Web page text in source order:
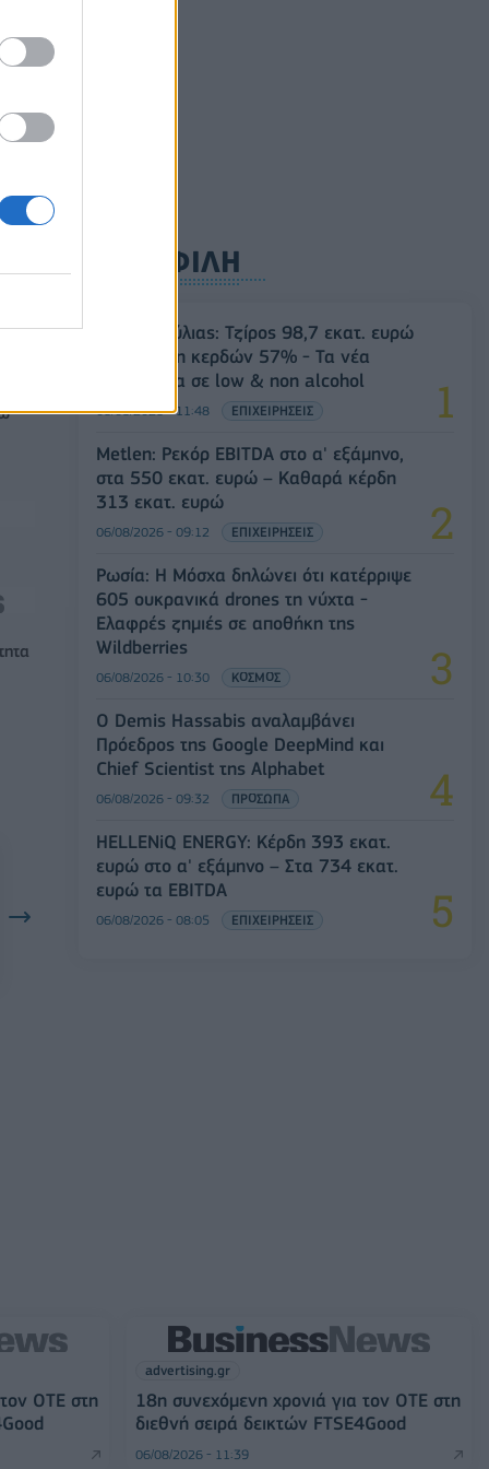
ΔΗΜΟΦΙΛΗ
Β.Σ. Καρούλιας: Τζίρος 98,7 εκατ. ευρώ
και αύξηση κερδών 57% - Τα νέα
στοιχήματα σε low & non alcohol
06/08/2026 - 11:48 ΕΠΙΧΕΙΡΗΣΕΙΣ
Metlen: Ρεκόρ EBITDA στο α' εξάμηνο,
στα 550 εκατ. ευρώ – Καθαρά κέρδη
313 εκατ. ευρώ
06/08/2026 - 09:12 ΕΠΙΧΕΙΡΗΣΕΙΣ
Ρωσία: Η Μόσχα δηλώνει ότι κατέρριψε
605 ουκρανικά drones τη νύχτα -
Ελαφρές ζημιές σε αποθήκη της
Wildberries
06/08/2026 - 10:30 ΚΟΣΜΟΣ
Ο Demis Hassabis αναλαμβάνει
Πρόεδρος της Google DeepMind και
Chief Scientist της Alphabet
06/08/2026 - 09:32 ΠΡΟΣΩΠΑ
HELLENiQ ENERGY: Κέρδη 393 εκατ.
ευρώ στο α' εξάμηνο – Στα 734 εκατ.
ευρώ τα EBITDA
06/08/2026 - 08:05 ΕΠΙΧΕΙΡΗΣΕΙΣ
ΟΤΕ στη
advertising.gr
18η συνεχόμενη χρονιά για τον ΟΤΕ στη
διεθνή σειρά δεικτών FTSE4Good
06/08/2026 - 11:39